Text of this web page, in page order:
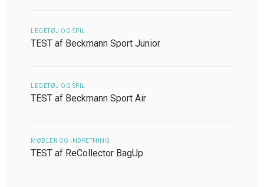
LEGETØJ OG SPIL
TEST af Beckmann Sport Junior
LEGETØJ OG SPIL
TEST af Beckmann Sport Air
MØBLER OG INDRETNING
TEST af ReCollector BagUp